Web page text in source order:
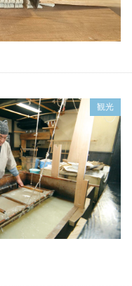
観光